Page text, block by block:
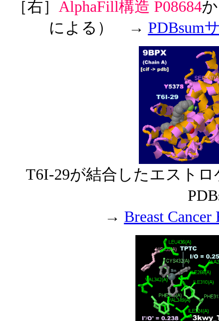
［右］ AlphaFill構造 P08684
による） → PDBsum
T6I-29が結合したエスト
→ Breast Cancer